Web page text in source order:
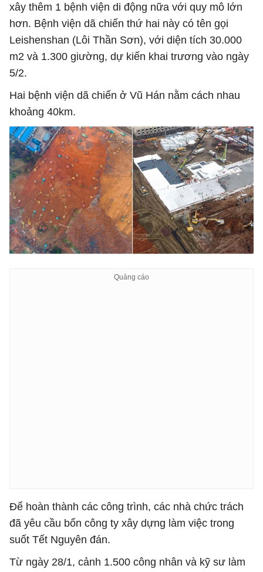
xây thêm 1 bệnh viện di động nữa với quy mô lớn
hơn. Bệnh viện dã chiến thứ hai này có tên gọi
Leishenshan (Lôi Thần Sơn), với diện tích 30.000
m2 và 1.300 giường, dự kiến khai trương vào ngày
5/2.
Hai bệnh viện dã chiến ở Vũ Hán nằm cách nhau
khoảng 40km.
Để hoàn thành các công trình, các nhà chức trách
đã yêu cầu bốn công ty xây dựng làm việc trong
suốt Tết Nguyên đán.
Từ ngày 28/1, cảnh 1.500 công nhân và kỹ sư làm